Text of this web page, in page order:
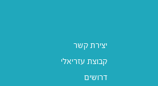
יצירת קשר
קבוצת עזריאלי
דרושים